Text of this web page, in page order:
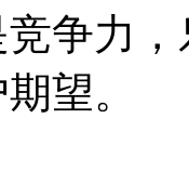
争力
望。